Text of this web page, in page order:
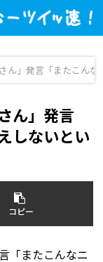
ん」発言「またこん
ん」発言
しないとい
コピー